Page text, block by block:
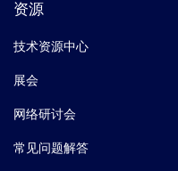
资源
技术资源中心
展会
网络研讨会
常见问题解答